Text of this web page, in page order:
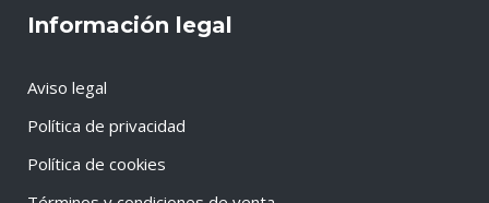
Información legal
Aviso legal
Política de privacidad
Política de cookies